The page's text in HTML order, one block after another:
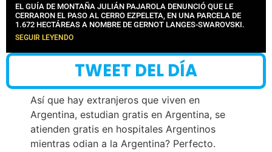
EL GUÍA DE MONTAÑA JULIÁN PAJAROLA DENUNCIÓ QUE LE
CERRARON EL PASO AL CERRO EZPELETA, EN UNA PARCELA DE
1.672 HECTÁREAS A NOMBRE DE GERNOT LANGES-SWAROVSKI.
SEGUIR LEYENDO
TWEET DEL DÍA
Así que hay extranjeros que viven en
Argentina, estudian gratis en Argentina, se
atienden gratis en hospitales Argentinos
mientras odian a la Argentina? Perfecto.